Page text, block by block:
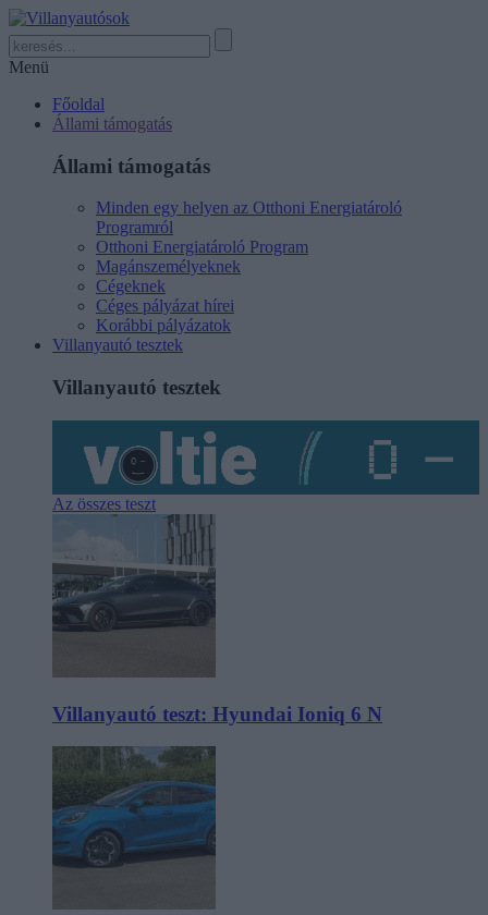
Menü
Főoldal
Állami támogatás
Állami támogatás
Minden egy helyen az Otthoni Energiatároló
Programról
Otthoni Energiatároló Program
Magánszemélyeknek
Cégeknek
Céges pályázat hírei
Korábbi pályázatok
Villanyautó tesztek
Villanyautó tesztek
Az összes teszt
Villanyautó teszt: Hyundai Ioniq 6 N